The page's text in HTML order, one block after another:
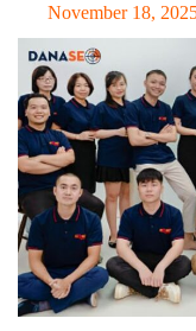
November 18,